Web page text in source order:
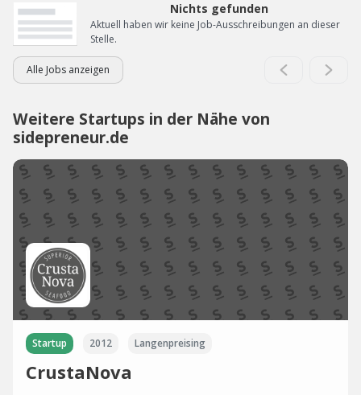
Nichts gefunden
Aktuell haben wir keine Job-Ausschreibungen an dieser
Stelle.
Alle Jobs anzeigen
Weitere Startups in der Nähe von
sidepreneur.de
Startup 2012 Langenpreising
CrustaNova